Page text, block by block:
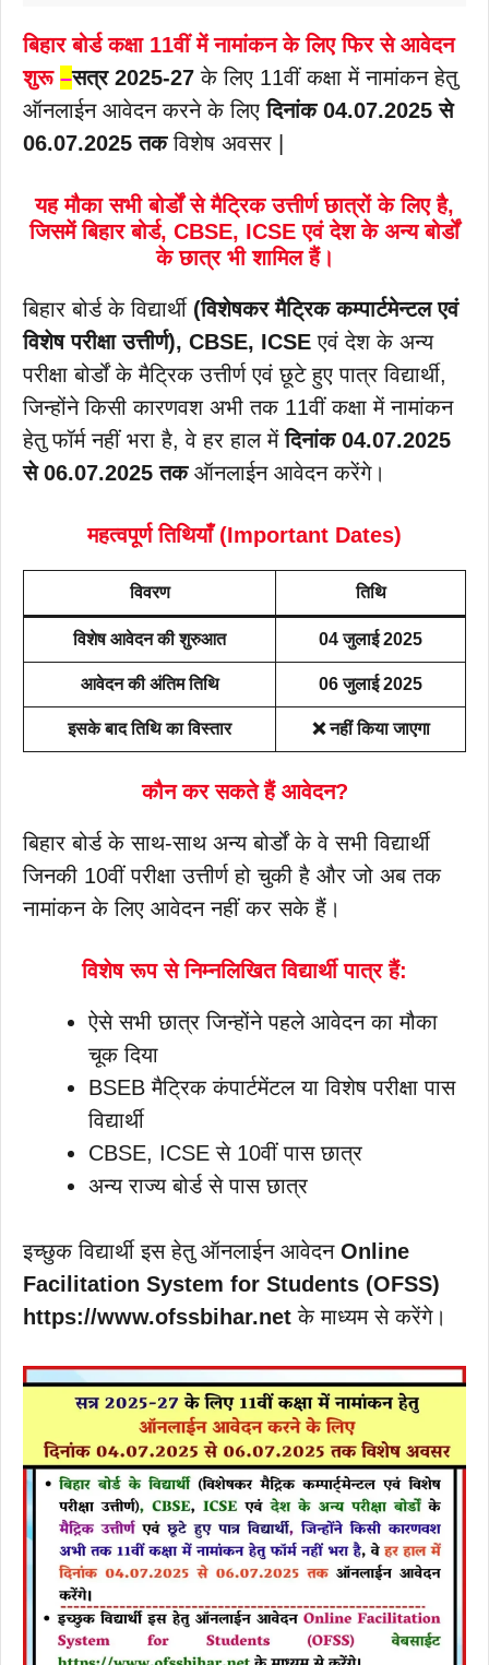
बिहार बोर्ड कक्षा 11वीं में नामांकन के लिए फिर से आवेदन
शुरू –सत्र 2025-27 के लिए 11वीं कक्षा में नामांकन हेतु
ऑनलाईन आवेदन करने के लिएदिनांक 04.07.2025 से
06.07.2025 तकविशेष अवसर |
यह मौका सभी बोर्डों से मैट्रिक उत्तीर्ण छात्रों के लिए है,
जिसमें बिहार बोर्ड, CBSE, ICSE एवं देश के अन्य बोर्डों
के छात्र भी शामिल हैं।
बिहार बोर्ड के विद्यार्थी (विशेषकर मैट्रिक कम्पार्टमेन्टल एवं
विशेष परीक्षा उत्तीर्ण), CBSE, ICSEएवं देश के अन्य
परीक्षा बोर्डों के मैट्रिक उत्तीर्ण एवं छूटे हुए पात्र विद्यार्थी,
जिन्होंने किसी कारणवश अभी तक 11वीं कक्षा में नामांकन
हेतु फॉर्म नहीं भरा है, वे हर हाल मेंदिनांक 04.07.2025
से 06.07.2025 तक ऑनलाईन आवेदन करेंगे।
महत्वपूर्ण तिथियाँ (Important Dates)
विवरण तिथि
विशेष आवेदन की शुरुआत 04 जुलाई 2025
आवेदन की अंतिम तिथि 06 जुलाई 2025
इसके बाद तिथि का विस्तार ❌ नहीं किया जाएगा
कौन कर सकते हैं आवेदन?
बिहार बोर्ड के साथ-साथ अन्य बोर्डों के वे सभी विद्यार्थी
जिनकी 10वीं परीक्षा उत्तीर्ण हो चुकी है और जो अब तक
नामांकन के लिए आवेदन नहीं कर सके हैं।
विशेष रूप से निम्नलिखित विद्यार्थी पात्र हैं:
ऐसे सभी छात्र जिन्होंने पहले आवेदन का मौका
चूक दिया
BSEB मैट्रिक कंपार्टमेंटल या विशेष परीक्षा पास
विद्यार्थी
CBSE, ICSE से 10वीं पास छात्र
अन्य राज्य बोर्ड से पास छात्र
इच्छुक विद्यार्थी इस हेतु ऑनलाईन आवेदन Online
Facilitation System for Students (OFSS)
https://www.ofssbihar.net के माध्यम से करेंगे।